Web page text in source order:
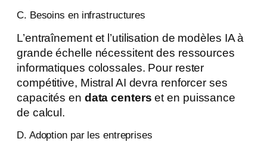
C. Besoins en infrastructures
L’entraînement et l’utilisation de modèles IA à
grande échelle nécessitent des ressources
informatiques colossales. Pour rester
compétitive, Mistral AI devra renforcer ses
capacités en data centers et en puissance
de calcul.
D. Adoption par les entreprises